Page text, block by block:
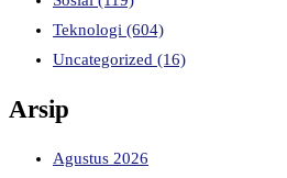
Teknologi (604)
Uncategorized (16)
Arsip
Agustus 2026